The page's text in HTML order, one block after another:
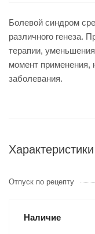
Болевой синдром
различного генеза.
терапии,
момент применения,
заболевания.
Характеристики
Отпуск по рецепту
Наличие